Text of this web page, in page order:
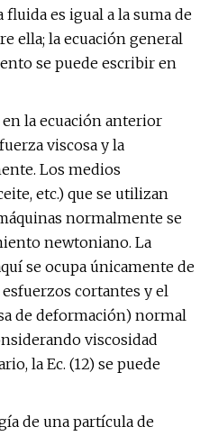
es igual a la suma de
ella; la ecuación general
se puede escribir en
en la ecuación anterior
viscosa y la
Los medios
etc.) que se utilizan
normalmente se
newtoniano. La
se ocupa únicamente de
cortantes y el
de deformación) normal
viscosidad
la Ec. (12) se puede
de una partícula de